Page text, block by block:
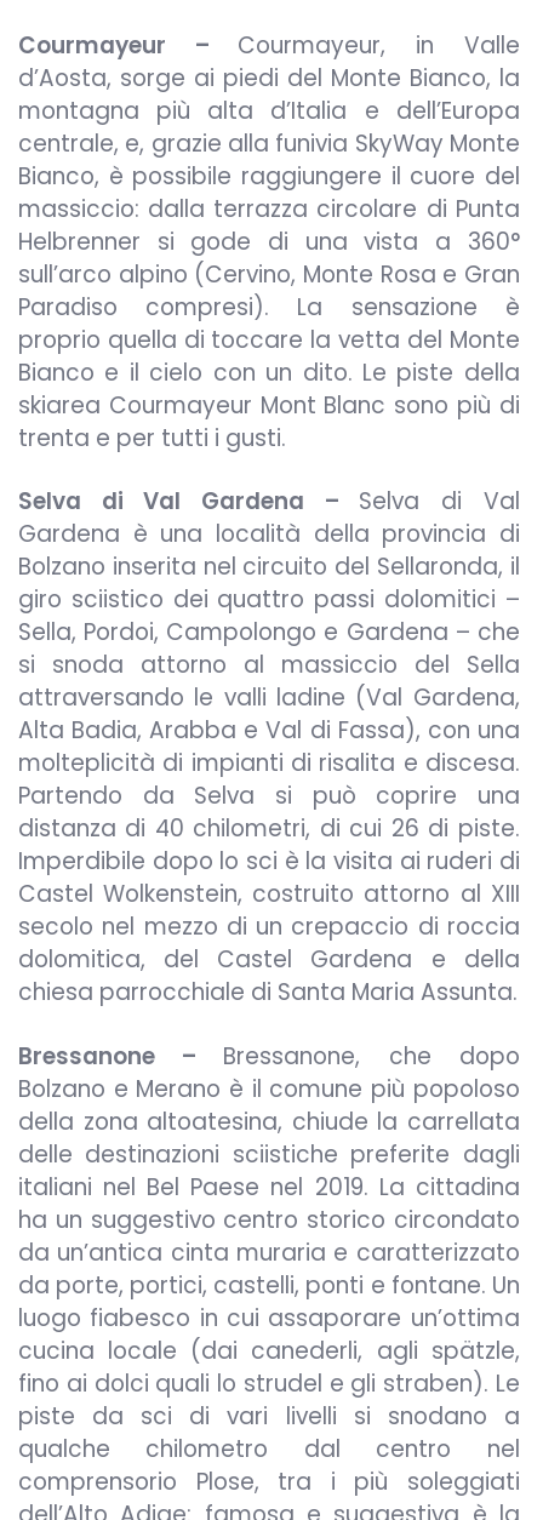
Courmayeur – Courmayeur, in Valle
d’Aosta, sorge ai piedi del Monte Bianco, la
montagna più alta d’Italia e dell’Europa
centrale, e, grazie alla funivia SkyWay Monte
Bianco, è possibile raggiungere il cuore del
massiccio: dalla terrazza circolare di Punta
Helbrenner si gode di una vista a 360°
sull’arco alpino (Cervino, Monte Rosa e Gran
Paradiso compresi). La sensazione è
proprio quella di toccare la vetta del Monte
Bianco e il cielo con un dito. Le piste della
skiarea Courmayeur Mont Blanc sono più di
trenta e per tutti i gusti.
Selva di Val Gardena – Selva di Val
Gardena è una località della provincia di
Bolzano inserita nel circuito del Sellaronda, il
giro sciistico dei quattro passi dolomitici –
Sella, Pordoi, Campolongo e Gardena – che
si snoda attorno al massiccio del Sella
attraversando le valli ladine (Val Gardena,
Alta Badia, Arabba e Val di Fassa), con una
molteplicità di impianti di risalita e discesa.
Partendo da Selva si può coprire una
distanza di 40 chilometri, di cui 26 di piste.
Imperdibile dopo lo sci è la visita ai ruderi di
Castel Wolkenstein, costruito attorno al XIII
secolo nel mezzo di un crepaccio di roccia
dolomitica, del Castel Gardena e della
chiesa parrocchiale di Santa Maria Assunta.
Bressanone – Bressanone, che dopo
Bolzano e Merano è il comune più popoloso
della zona altoatesina, chiude la carrellata
delle destinazioni sciistiche preferite dagli
italiani nel Bel Paese nel 2019. La cittadina
ha un suggestivo centro storico circondato
da un’antica cinta muraria e caratterizzato
da porte, portici, castelli, ponti e fontane. Un
luogo fiabesco in cui assaporare un’ottima
cucina locale (dai canederli, agli spätzle,
fino ai dolci quali lo strudel e gli straben). Le
piste da sci di vari livelli si snodano a
qualche chilometro dal centro nel
comprensorio Plose, tra i più soleggiati